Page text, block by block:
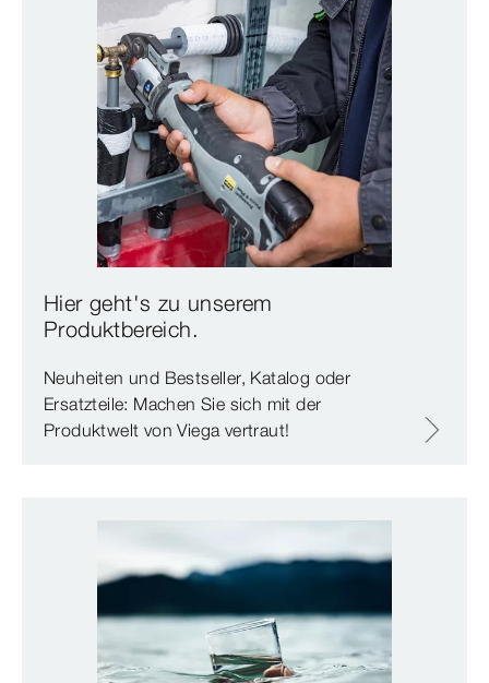
Hier geht's zu unserem
Produktbereich.
Neuheiten und Bestseller, Katalog oder
Ersatzteile: Machen Sie sich mit der
Produktwelt von Viega vertraut!